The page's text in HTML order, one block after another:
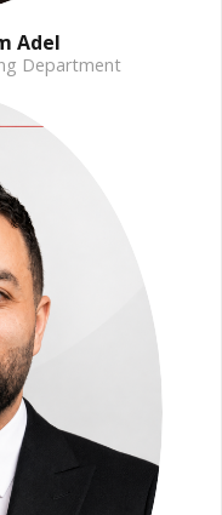
Adel
Department